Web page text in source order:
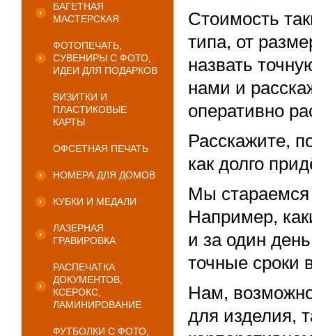
БАГЕТНАЯ
МАСТЕРСКАЯ
ФОТОПЕЧАТЬ,
СУВЕНИРЫ С ФОТО,
ИДЕИ ДЛЯ ПОДАРКОВ
ВИЗИТКИ И
ПЛАСТИКОВЫЕ
КАРТЫ
ОФСЕТНАЯ ПЕЧАТЬ
НОМЕРА ДЛЯ ДОМОВ
КУБКИ И МЕДАЛИ
ЛАЗЕРНАЯ
ГРАВИРОВКА
РАСПЕЧАТКА
ДОКУМЕНТОВ,
КСЕРОКС,
ЛАМИНИРОВАНИЕ
ФУТБОЛКИ С ФОТО,
Стоимость
типа, от
назвать
нами и
оперативно
Расскажите,
как долго
Мы стараемся
Например,
и за один
точные сроки
Нам,
для изделия,